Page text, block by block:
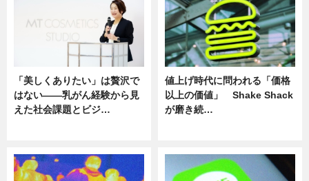
「美しくありたい」は贅沢で
はない――乳がん経験から見
えた社会課題とビジ…
値上げ時代に問われる「価格
以上の価値」 Shake Shack
が磨き続…